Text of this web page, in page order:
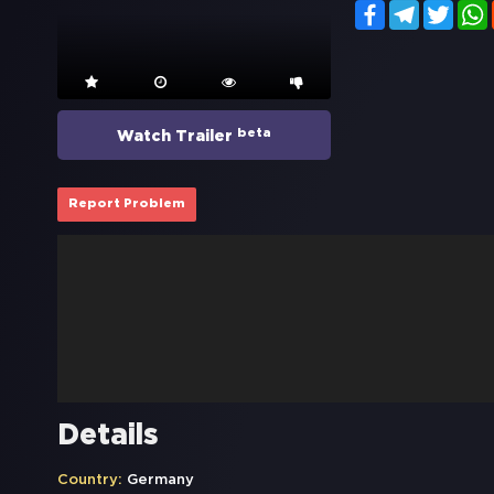
Watch Trailer beta
FacebookTelegram
Report Problem
Details
Country: Germany